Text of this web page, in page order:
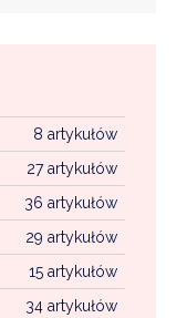
EMISYJNOŚCI
8 artykułów
27 artykułów
36 artykułów
29 artykułów
15 artykułów
34 artykułów